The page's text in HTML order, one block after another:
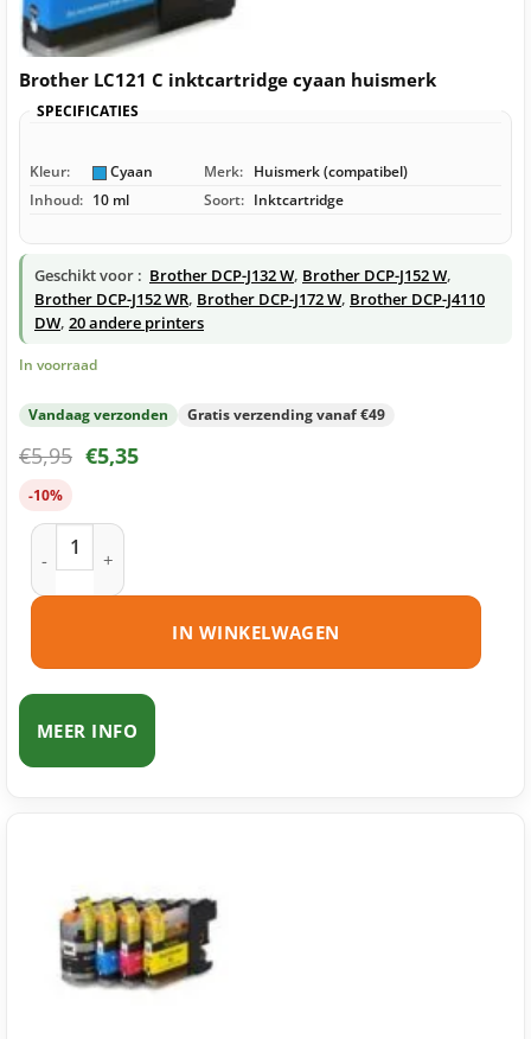
Brother LC121 C inktcartridge cyaan huismerk
SPECIFICATIES
Kleur: Cyaan Merk: Huismerk (compatibel)
Inhoud: 10 ml Soort: Inktcartridge
Geschikt voor : Brother DCP-J132 W, Brother DCP-J152 W,
Brother DCP-J152 WR, Brother DCP-J172 W, Brother DCP-J4110
DW, 20 andere printers
In voorraad
Vandaag verzonden Gratis verzending vanaf €49
€5,95 €5,35
-10%
Brother LC121 C inktcartridge cyaan huismerk aantal
IN WINKELWAGEN
MEER INFO